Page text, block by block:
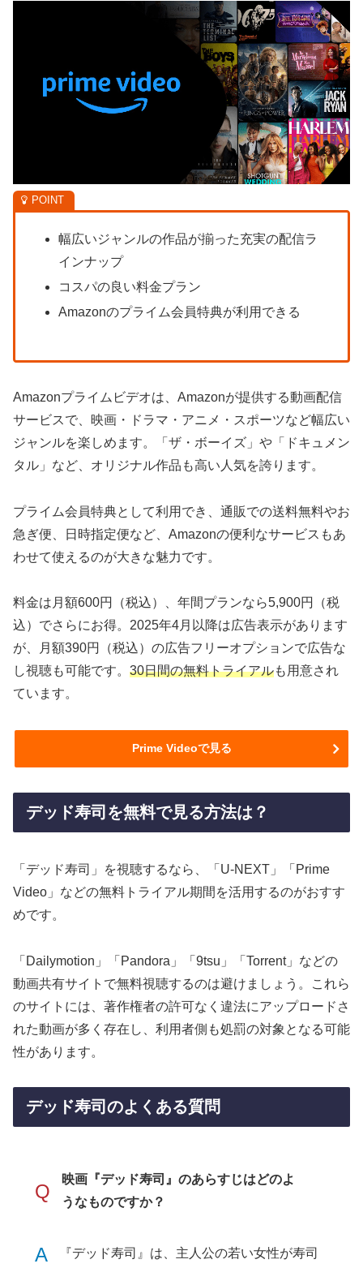
幅広いジャンルの作品が揃った充実の配信ラ
インナップ
コスパの良い料金プラン
Amazonのプライム会員特典が利用できる
Amazonプライムビデオは、Amazonが提供する動画配信
サービスで、映画・ドラマ・アニメ・スポーツなど幅広い
ジャンルを楽しめます。「ザ・ボーイズ」や「ドキュメン
タル」など、オリジナル作品も高い人気を誇ります。
プライム会員特典として利用でき、通販での送料無料やお
急ぎ便、日時指定便など、Amazonの便利なサービスもあ
わせて使えるのが大きな魅力です。
料金は月額600円（税込）、年間プランなら5,900円（税
込）でさらにお得。2025年4月以降は広告表示があります
が、月額390円（税込）の広告フリーオプションで広告な
し視聴も可能です。 30日間の無料トライアルも用意され
ています。
Prime Videoで見る
デッド寿司を無料で見る方法は？
「デッド寿司」を視聴するなら、「U-NEXT」「Prime
Video」などの無料トライアル期間を活用するのがおすす
めです。
「Dailymotion」「Pandora」「9tsu」「Torrent」などの
動画共有サイトで無料視聴するのは避けましょう。これら
のサイトには、著作権者の許可なく違法にアップロードさ
れた動画が多く存在し、利用者側も処罰の対象となる可能
性があります。
デッド寿司のよくある質問
Q
映画『デッド寿司』のあらすじはどのよ
うなものですか？
A
『デッド寿司』は、主人公の若い女性が寿司